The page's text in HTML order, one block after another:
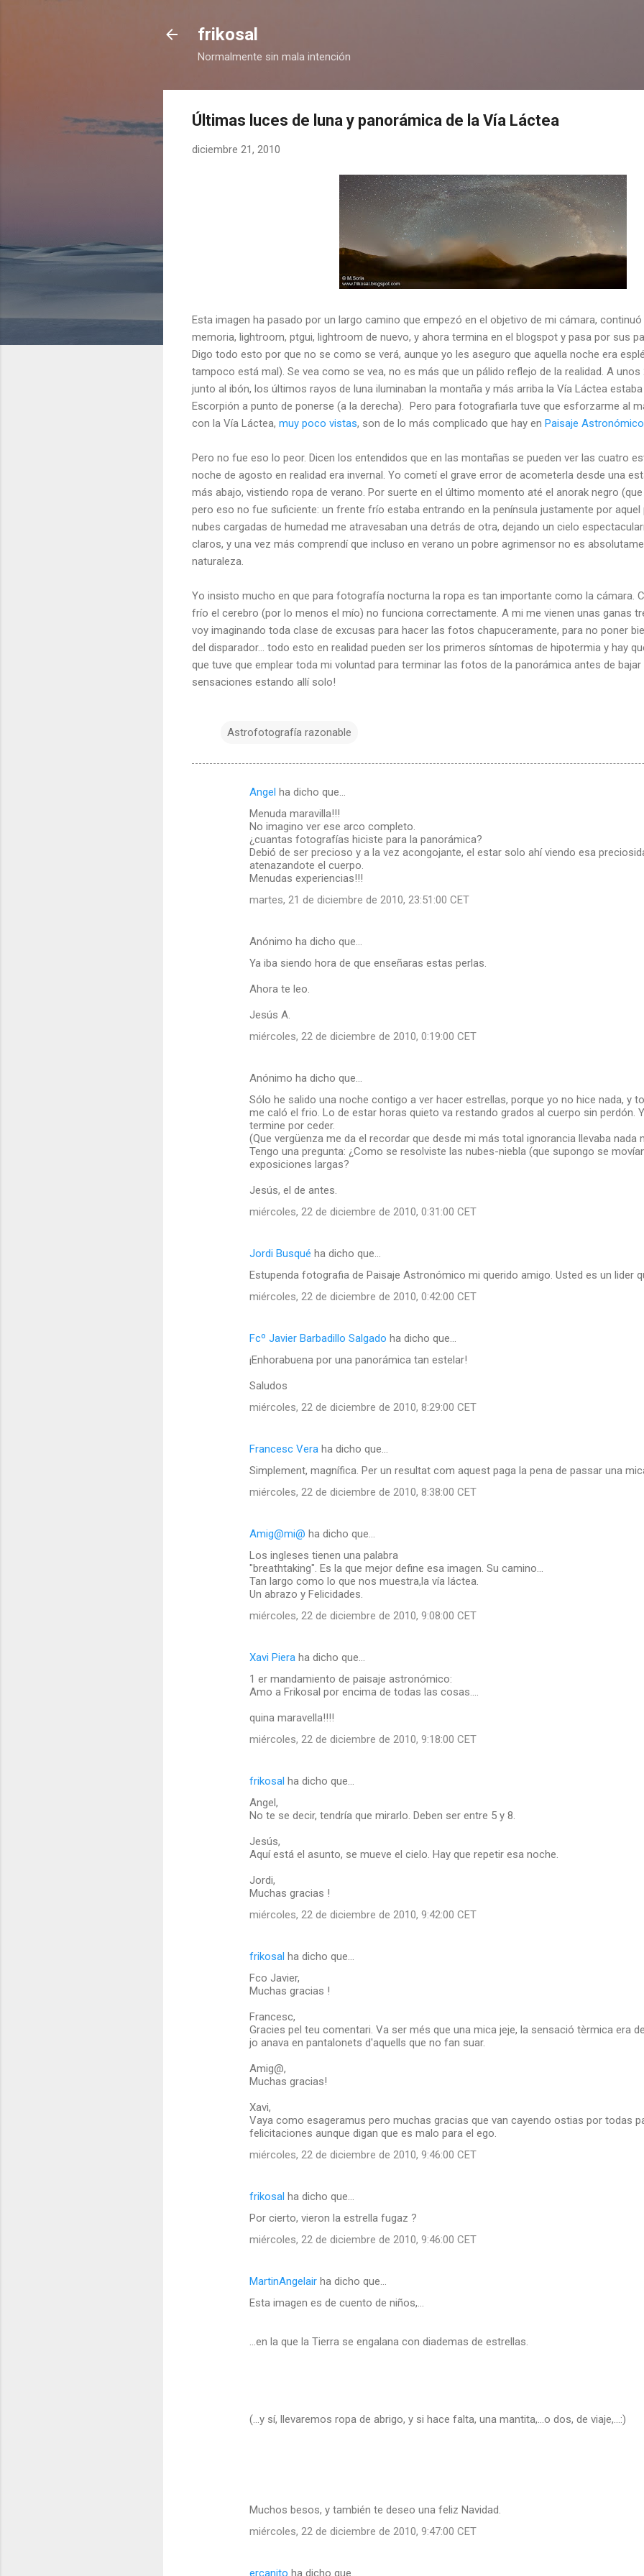
frikosal
Normalmente sin mala intención
Últimas luces de luna y panorámica de la Vía Láctea
diciembre 21, 2010
Esta imagen ha pasado por un largo camino que empezó en el objetivo de mi cámara,
memoria, lightroom, ptgui, lightroom de nuevo, y ahora termina en el blogspot y pasa por sus
Digo todo esto por que no se como se verá, aunque yo les aseguro que aquella noche era
tampoco está mal). Se vea como se vea, no es más que un pálido reflejo de la realidad. A
junto al ibón, los últimos rayos de luna iluminaban la montaña y más arriba la Vía Láctea
Escorpión a punto de ponerse (a la derecha). Pero para fotografiarla tuve que esforzarme al
con la Vía Láctea, muy poco vistas, son de lo más complicado que hay en Paisaje Astronómico
Pero no fue eso lo peor. Dicen los entendidos que en las montañas se pueden ver las cuatro
noche de agosto en realidad era invernal. Yo cometí el grave error de acometerla desde una
más abajo, vistiendo ropa de verano. Por suerte en el último momento até el anorak negro
pero eso no fue suficiente: un frente frío estaba entrando en la península justamente por aquel
nubes cargadas de humedad me atravesaban una detrás de otra, dejando un cielo
claros, y una vez más comprendí que incluso en verano un pobre agrimensor no es
naturaleza.
Yo insisto mucho en que para fotografía nocturna la ropa es tan importante como la cámara.
frío el cerebro (por lo menos el mío) no funciona correctamente. A mi me vienen unas ganas
voy imaginando toda clase de excusas para hacer las fotos chapuceramente, para no poner
del disparador... todo esto en realidad pueden ser los primeros síntomas de hipotermia y hay
que tuve que emplear toda mi voluntad para terminar las fotos de la panorámica antes de bajar
sensaciones estando allí solo!
Astrofotografía razonable
Angel ha dicho que…
Menuda maravilla!!!
No imagino ver ese arco completo.
¿cuantas fotografías hiciste para la panorámica?
Debió de ser precioso y a la vez acongojante, el estar solo ahí viendo esa
atenazandote el cuerpo.
Menudas experiencias!!!
martes, 21 de diciembre de 2010, 23:51:00 CET
Anónimo ha dicho que…
Ya iba siendo hora de que enseñaras estas perlas.
Ahora te leo.
Jesús A.
miércoles, 22 de diciembre de 2010, 0:19:00 CET
Anónimo ha dicho que…
Sólo he salido una noche contigo a ver hacer estrellas, porque yo no hice nada, y
me caló el frio. Lo de estar horas quieto va restando grados al cuerpo sin perdón.
termine por ceder.
(Que vergüenza me da el recordar que desde mi más total ignorancia llevaba nada
Tengo una pregunta: ¿Como se resolviste las nubes-niebla (que supongo se
exposiciones largas?
Jesús, el de antes.
miércoles, 22 de diciembre de 2010, 0:31:00 CET
Jordi Busqué ha dicho que…
Estupenda fotografia de Paisaje Astronómico mi querido amigo. Usted es un lider
miércoles, 22 de diciembre de 2010, 0:42:00 CET
Fcº Javier Barbadillo Salgado ha dicho que…
¡Enhorabuena por una panorámica tan estelar!
Saludos
miércoles, 22 de diciembre de 2010, 8:29:00 CET
Francesc Vera ha dicho que…
Simplement, magnífica. Per un resultat com aquest paga la pena de passar una
miércoles, 22 de diciembre de 2010, 8:38:00 CET
Amig@mi@ ha dicho que…
Los ingleses tienen una palabra
"breathtaking". Es la que mejor define esa imagen. Su camino...
Tan largo como lo que nos muestra,la vía láctea.
Un abrazo y Felicidades.
miércoles, 22 de diciembre de 2010, 9:08:00 CET
Xavi Piera ha dicho que…
1 er mandamiento de paisaje astronómico:
Amo a Frikosal por encima de todas las cosas....
quina maravella!!!!
miércoles, 22 de diciembre de 2010, 9:18:00 CET
frikosal ha dicho que…
Angel,
No te se decir, tendría que mirarlo. Deben ser entre 5 y 8.
Jesús,
Aquí está el asunto, se mueve el cielo. Hay que repetir esa noche.
Jordi,
Muchas gracias !
miércoles, 22 de diciembre de 2010, 9:42:00 CET
frikosal ha dicho que…
Fco Javier,
Muchas gracias !
Francesc,
Gracies pel teu comentari. Va ser més que una mica jeje, la sensació tèrmica era
jo anava en pantalonets d'aquells que no fan suar.
Amig@,
Muchas gracias!
Xavi,
Vaya como esageramus pero muchas gracias que van cayendo ostias por todas
felicitaciones aunque digan que es malo para el ego.
miércoles, 22 de diciembre de 2010, 9:46:00 CET
frikosal ha dicho que…
Por cierto, vieron la estrella fugaz ?
miércoles, 22 de diciembre de 2010, 9:46:00 CET
MartinAngelair ha dicho que…
Esta imagen es de cuento de niños,...
...en la que la Tierra se engalana con diademas de estrellas.
(...y sí, llevaremos ropa de abrigo, y si hace falta, una mantita,...o dos, de viaje,...:)
Muchos besos, y también te deseo una feliz Navidad.
miércoles, 22 de diciembre de 2010, 9:47:00 CET
ercanito ha dicho que…